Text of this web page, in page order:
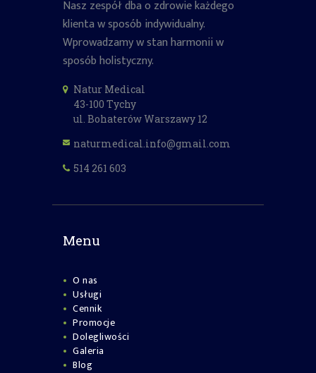
Nasz zespół dba o zdrowie każdego
klienta w sposób indywidualny.
Wprowadzamy w stan harmonii w
sposób holistyczny.
Natur Medical
43-100 Tychy
ul. Bohaterów Warszawy 12
naturmedical.info@gmail.com
514 261 603
Menu
O nas
Usługi
Cennik
Promocje
Dolegliwości
Galeria
Blog